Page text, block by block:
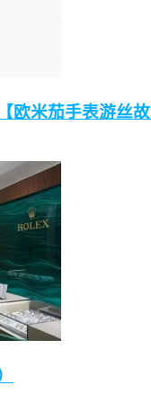
欧米茄手表游丝